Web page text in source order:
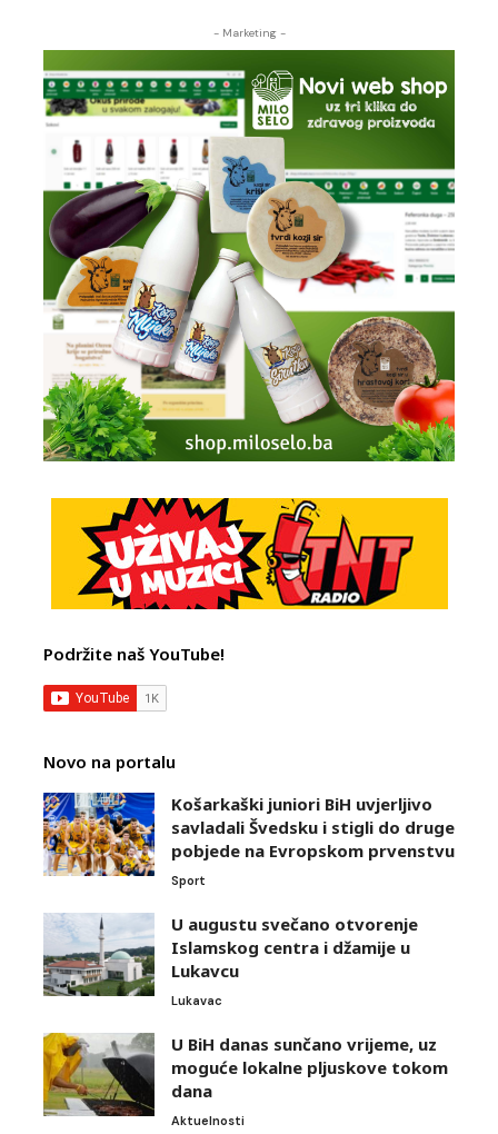
- Marketing -
Podržite naš YouTube!
Novo na portalu
Košarkaški juniori BiH uvjerljivo
savladali Švedsku i stigli do druge
pobjede na Evropskom prvenstvu
Sport
U augustu svečano otvorenje
Islamskog centra i džamije u
Lukavcu
Lukavac
U BiH danas sunčano vrijeme, uz
moguće lokalne pljuskove tokom
dana
Aktuelnosti